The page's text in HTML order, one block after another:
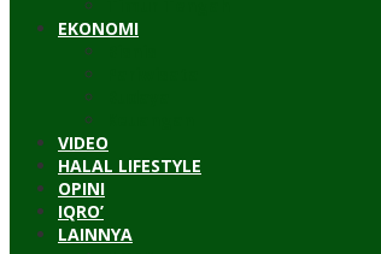
EKONOMI
VIDEO
HALAL LIFESTYLE
OPINI
IQRO’
LAINNYA